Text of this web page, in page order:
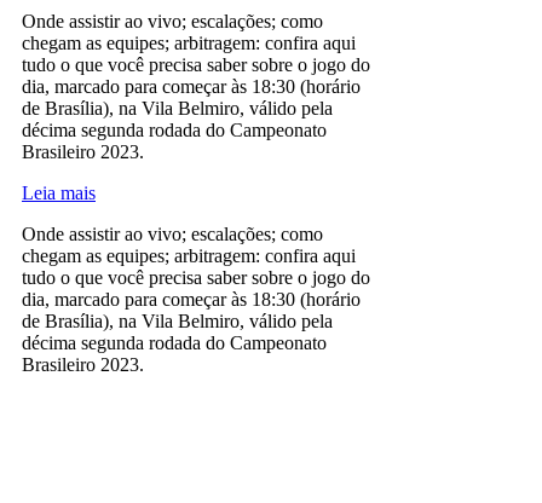
Onde assistir ao vivo; escalações; como
chegam as equipes; arbitragem: confira aqui
tudo o que você precisa saber sobre o jogo do
dia, marcado para começar às 18:30 (horário
de Brasília), na Vila Belmiro, válido pela
décima segunda rodada do Campeonato
Brasileiro 2023.
Leia mais
Onde assistir ao vivo; escalações; como
chegam as equipes; arbitragem: confira aqui
tudo o que você precisa saber sobre o jogo do
dia, marcado para começar às 18:30 (horário
de Brasília), na Vila Belmiro, válido pela
décima segunda rodada do Campeonato
Brasileiro 2023.